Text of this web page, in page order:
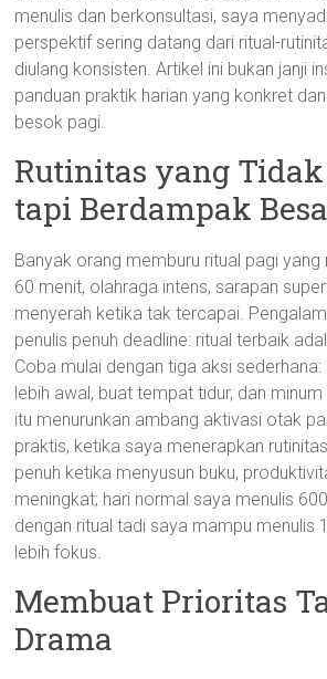
menulis dan berkonsultasi, saya
perspektif sering datang dari ritual-
diulang konsisten. Artikel ini bukan janji
panduan praktik harian yang konkret
besok pagi.
Rutinitas yang
tapi Berdampak
Banyak orang memburu ritual pagi
60 menit, olahraga intens, sarapan
menyerah ketika tak tercapai.
penulis penuh deadline: ritual terbaik
Coba mulai dengan tiga aksi
lebih awal, buat tempat tidur, dan
itu menurunkan ambang aktivasi otak
praktis, ketika saya menerapkan
penuh ketika menyusun buku,
meningkat; hari normal saya menulis
dengan ritual tadi saya mampu menulis
lebih fokus.
Membuat Prioritas
Drama